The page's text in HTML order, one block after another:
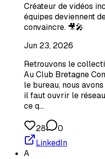
Créateur de vidéos
équipes deviennent
convaincre. 🎥🎤
Jun 23, 2026
Retrouvons le
Au Club Bretagne
le bureau, nous
il faut ouvrir le
ce q…
28
0
LinkedIn
A